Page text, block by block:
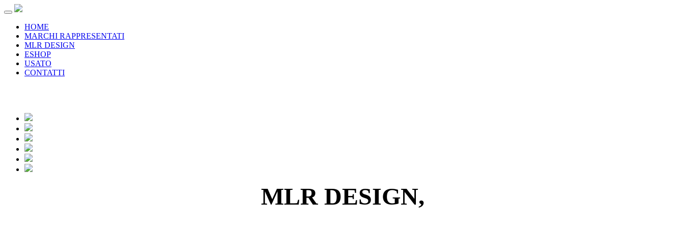
HOME
MARCHI RAPPRESENTATI
MLR DESIGN
ESHOP
USATO
CONTATTI
MLR DESIGN,